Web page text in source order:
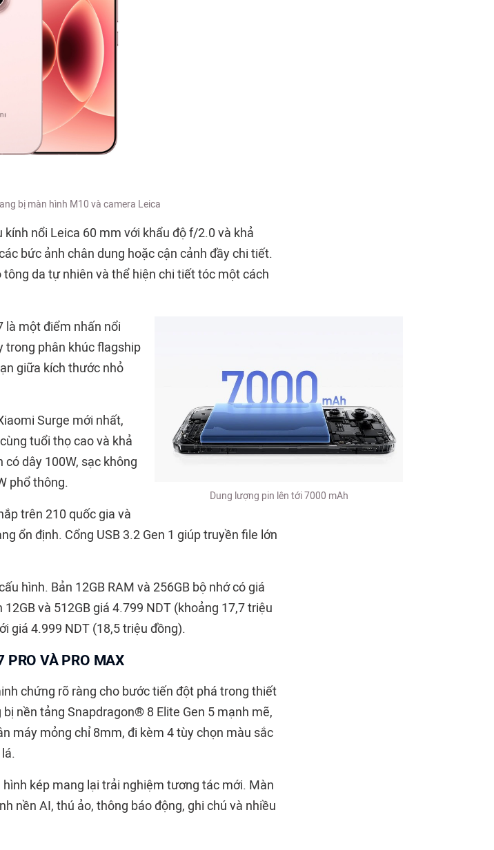
bị màn hình M10 và camera Leica
nổi Leica 60 mm với khẩu độ f/2.0 và khả
bức ảnh chân dung hoặc cận cảnh đầy chi tiết.
da tự nhiên và thể hiện chi tiết tóc một cách
Dung lượng pin lên tới 7000 mAh
là một điểm nhấn nổi
trong phân khúc flagship
giữa kích thước nhỏ
Surge mới nhất,
tuổi thọ cao và khả
dây 100W, sạc không
phổ thông.
trên 210 quốc gia và
ổn định. Cổng USB 3.2 Gen 1 giúp truyền file lớn
hình. Bản 12GB RAM và 256GB bộ nhớ có giá
và 512GB giá 4.799 NDT (khoảng 17,7 triệu
giá 4.999 NDT (18,5 triệu đồng).
PRO VÀ PRO MAX
chứng rõ ràng cho bước tiến đột phá trong thiết
nền tảng Snapdragon® 8 Elite Gen 5 mạnh mẽ,
máy mỏng chỉ 8mm, đi kèm 4 tùy chọn màu sắc
kép mang lại trải nghiệm tương tác mới. Màn
nền AI, thú ảo, thông báo động, ghi chú và nhiều